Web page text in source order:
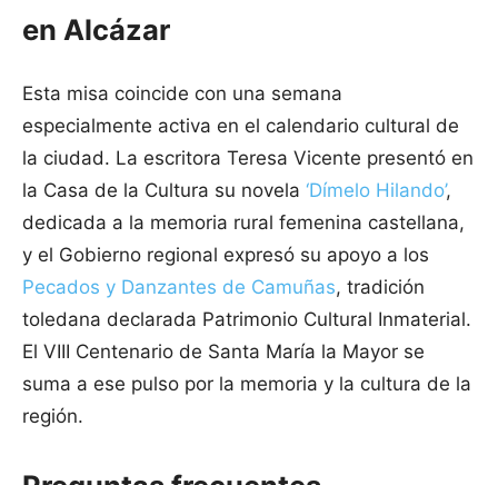
en Alcázar
Esta misa coincide con una semana
especialmente activa en el calendario cultural de
la ciudad. La escritora Teresa Vicente presentó en
la Casa de la Cultura su novela ‘Dímelo Hilando’,
dedicada a la memoria rural femenina castellana,
y el Gobierno regional expresó su apoyo a los
Pecados y Danzantes de Camuñas, tradición
toledana declarada Patrimonio Cultural Inmaterial.
El VIII Centenario de Santa María la Mayor se
suma a ese pulso por la memoria y la cultura de la
región.